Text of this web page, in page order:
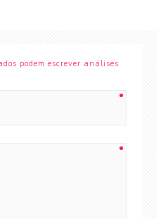
podem escrever análises